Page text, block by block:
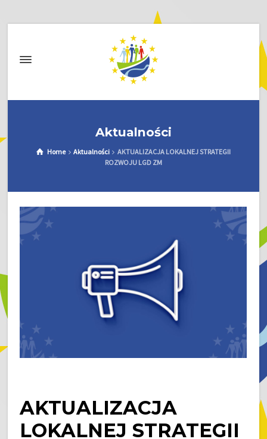
Aktualności
Home Aktualności
AKTUALIZACJA LOKALNEJ STRATEGII
ROZWOJU LGD ZM
AKTUALIZACJA
LOKALNEJ STRATEGII